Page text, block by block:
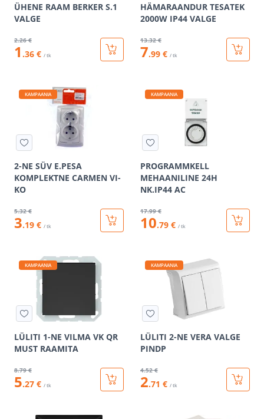
ÜHENE RAAM BERKER S.1
VALGE
2.26 €
1 .36 € / tk
HÄMARAANDUR TESATEK
2000W IP44 VALGE
13.32 €
7.99 € / tk
KAMPAANIA
2-NE SÜV E.PESA
KOMPLEKTNE CARMEN VI-
KO
5.32 €
3.19 € / tk
KAMPAANIA
PROGRAMMKELL
MEHAANILINE 24H
NK.IP44 AC
17.99 €
10.79 € / tk
KAMPAANIA
LÜLITI 1-NE VILMA VK QR
MUST RAAMITA
8.79 €
5.27 € / tk
KAMPAANIA
LÜLITI 2-NE VERA VALGE
PINDP
4.52 €
2.71 € / tk